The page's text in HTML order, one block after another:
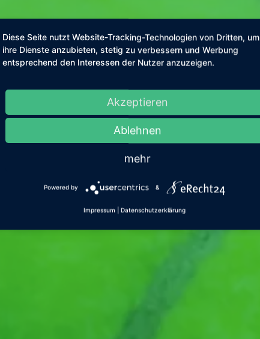
Diese Seite nutzt Website-Tracking-Technologien von Dritten, um
ihre Dienste anzubieten, stetig zu verbessern und Werbung
entsprechend den Interessen der Nutzer anzuzeigen.
Akzeptieren
Ablehnen
mehr
Powered by &
Impressum Datenschutzerklärung